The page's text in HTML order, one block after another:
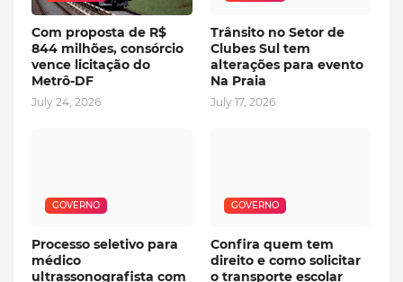
Com proposta de R$
844 milhões, consórcio
vence licitação do
Metrô-DF
July 24, 2026
Trânsito no Setor de
Clubes Sul tem
alterações para evento
Na Praia
July 17, 2026
GOVERNO
Processo seletivo para
médico
ultrassonografista com
GOVERNO
Confira quem tem
direito e como solicitar
o transporte escolar